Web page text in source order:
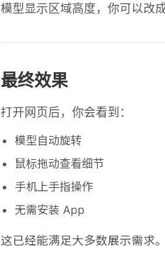
模型显示区域高度，你可以改
最终效果
打开网页后，你会看到：
模型自动旋转
鼠标拖动查看细节
手机上手指操作
无需安装 App
这已经能满足大多数展示需求。